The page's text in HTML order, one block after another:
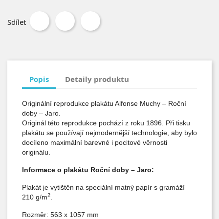
Sdílet
Popis Detaily produktu
Originální reprodukce plakátu Alfonse Muchy – Roční
doby – Jaro.
Originál této reprodukce pochází z roku 1896. Při tisku
plakátu se používají nejmodernější technologie, aby bylo
docíleno maximální barevné i pocitové věrnosti
originálu.
Informace o plakátu Roční doby – Jaro:
Plakát je vytištěn na speciální matný papír s gramáží
210 g/m2
Rozměr: 563 x 1057 mm